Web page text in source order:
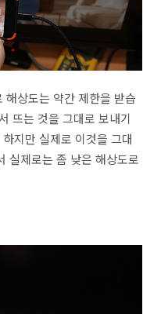
해상도는 약간 제한을 받습
뜨는 것을 그대로 보내기
지만 실제로 이것을 그대
실제로는 좀 낮은 해상도로